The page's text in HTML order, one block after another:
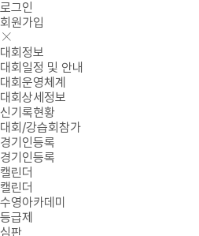
로그인
회원가입
대회정보
대회일정 및 안내
대회운영체계
대회상세정보
신기록현황
대회/강습회참가
경기인등록
경기인등록
캘린더
캘린더
수영아카데미
등급제
심판